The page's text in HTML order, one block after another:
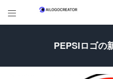

PEPSIロゴの